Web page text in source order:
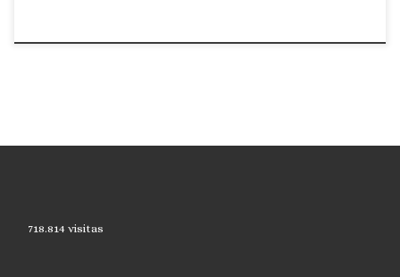
718.814 visitas